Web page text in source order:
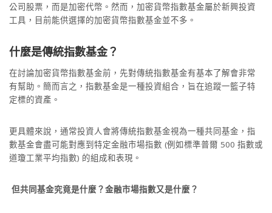
公司股票，而是加密代幣。然而，加密貨幣指數基金屬於新興投資
工具，目前能供選擇的加密貨幣指數基金並不多。
什麼是傳統指數基金？
在討論加密貨幣指數基金前，先對傳統指數基金有基本了解會非常
有幫助。簡而言之，指數基金是一種投資組合，旨在追蹤一籃子特
定標的資產。
更具體來說，通常投資人會將傳統指數基金視為一種共同基金，指
數基金會盡可能對應到特定金融市場指數 (例如標準普爾 500 指數或
道瓊工業平均指數) 的組成和表現。
但共同基金究竟是什麼？金融市場指數又是什麼？